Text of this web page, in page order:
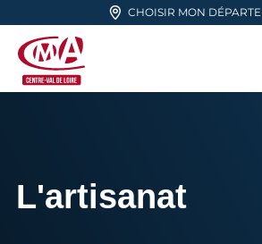
Aller en haut de page
CHOISIR MON
L'artisanat